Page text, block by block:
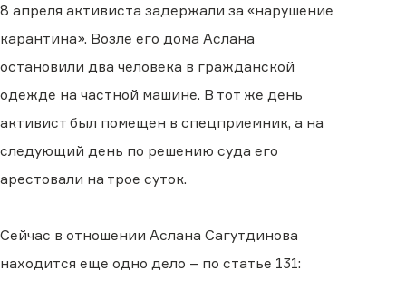
8 апреля активиста задержали за «нарушение
карантина». Возле его дома Аслана
остановили два человека в гражданской
одежде на частной машине. В тот же день
активист был помещен в спецприемник, а на
следующий день по решению суда его
арестовали на трое суток.
Сейчас в отношении Аслана Сагутдинова
находится еще одно дело – по статье 131: